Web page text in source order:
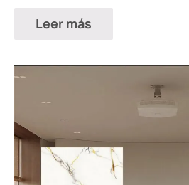
Leer más